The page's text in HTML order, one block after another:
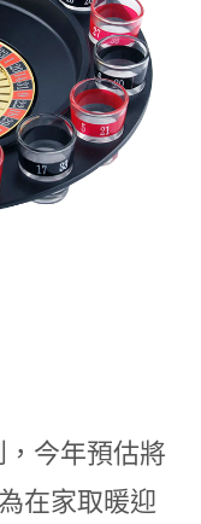
今年預估將
在家取暖迎